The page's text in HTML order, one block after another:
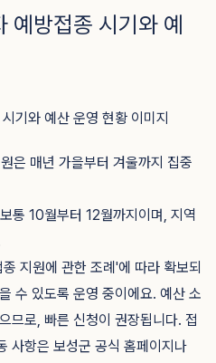
예방접종 시기와 예
은 매년 가을부터 겨울까지 집중
통 10월부터 12월까지이며, 지역
지원에 관한 조례'에 따라 확보되
수 있도록 운영 중이에요. 예산 소
므로, 빠른 신청이 권장됩니다. 접
사항은 보성군 공식 홈페이지나